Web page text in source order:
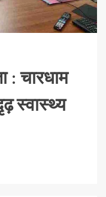
: चारधाम
स्वास्थ्य